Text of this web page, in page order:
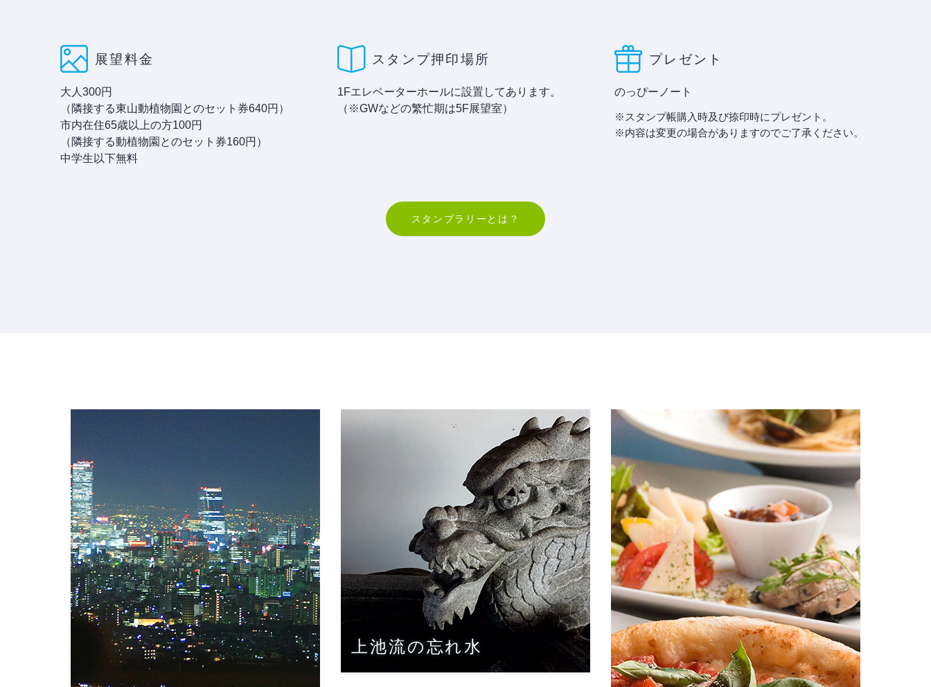
展望料金
大人300円
（隣接する東山動植物園とのセット券640円）
市内在住65歳以上の方100円
（隣接する動植物園とのセット券160円）
中学生以下無料
スタンプ押印場所
1Fエレベーターホールに設置してあります。
（※GWなどの繁忙期は5F展望室）
プレゼント
のっぴーノート
※スタンプ帳購入時及び捺印時にプレゼント。
※内容は変更の場合がありますのでご了承ください。
スタンプラリーとは？
上池流の忘れ水